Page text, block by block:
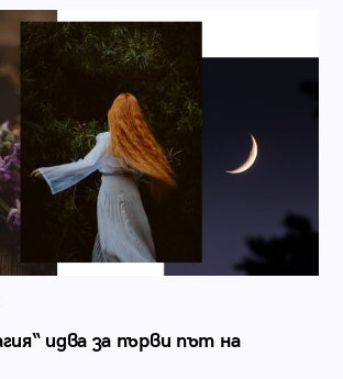
идва за първи път на